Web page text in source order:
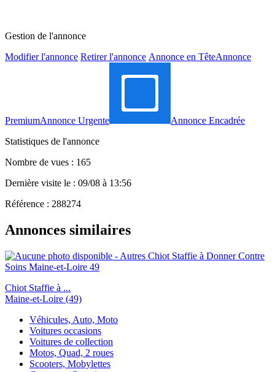
Gestion de l'annonce
Modifier l'annonce Retirer l'annonce Annonce en TêteAnnonce
PremiumAnnonce Urgente
Annonce Encadrée
Statistiques de l'annonce
Nombre de vues : 165
Dernière visite le : 09/08 à 13:56
Référence : 288274
Annonces similaires
Chiot Staffie à ...
Maine-et-Loire (49)
Véhicules, Auto, Moto
Voitures occasions
Voitures de collection
Motos, Quad, 2 roues
Scooters, Mobylettes